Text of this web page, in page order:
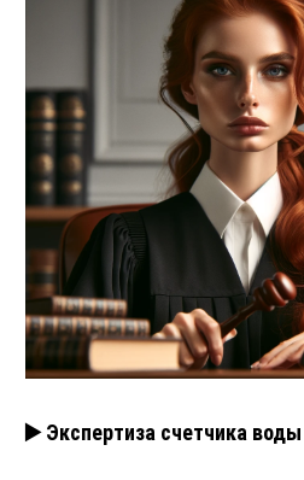
▶️ Экспертиза счетчика воды